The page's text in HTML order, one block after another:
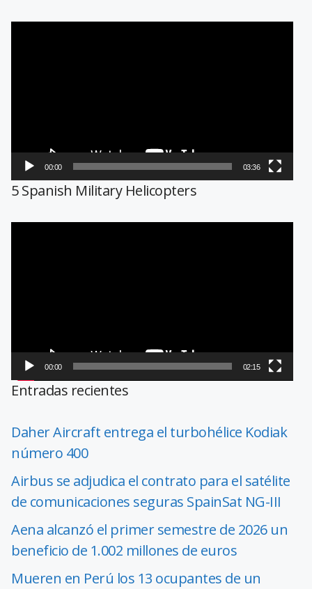
00:00 03:36
5 Spanish Military Helicopters
00:00 02:15
Entradas recientes
Daher Aircraft entrega el turbohélice Kodiak
número 400
Airbus se adjudica el contrato para el satélite
de comunicaciones seguras SpainSat NG-III
Aena alcanzó el primer semestre de 2026 un
beneficio de 1.002 millones de euros
Mueren en Perú los 13 ocupantes de un